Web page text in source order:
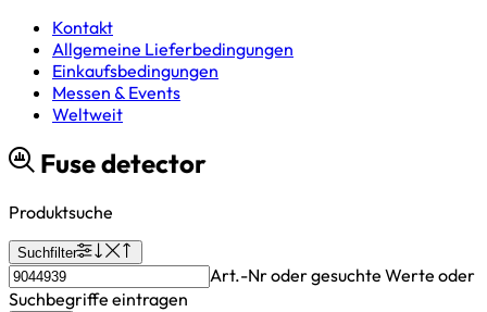
Kontakt
Allgemeine Lieferbedingungen
Einkaufsbedingungen
Messen & Events
Weltweit
Fuse detector
Produktsuche
Suchfilter
Art.-Nr oder gesuchte Werte oder
Suchbegriffe eintragen